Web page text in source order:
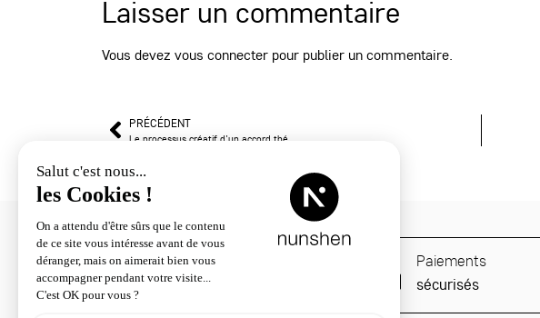
Laisser un commentaire
Vous devez vous connecter pour publier un commentaire.
PRÉCÉDENT
Le processus créatif d’un accord thé
Service client
04 78 33 34 22
Paiements
sécurisés